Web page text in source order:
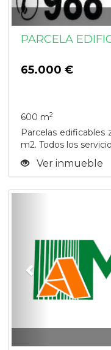
PARCELA
65.000 €
600 m2
Parcelas
m2. Todos los
Ver inmueble